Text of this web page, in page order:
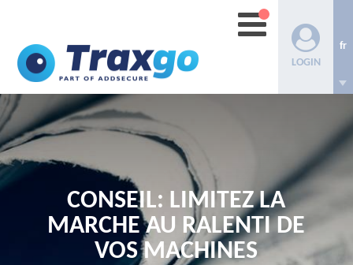
LOGIN
fr
CONSEIL: LIMITEZ LA
MARCHE AU RALENTI DE
VOS MACHINES